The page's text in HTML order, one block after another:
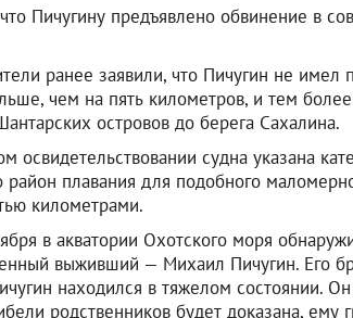
Пичугину предъявлено обвинение в
ранее заявили, что Пичугин не имел
чем на пять километров, и тем
островов до берега Сахалина.
освидетельствовании судна указана
район плавания для подобного
километрами.
в акватории Охотского моря
выживший — Михаил Пичугин. Его
находился в тяжелом состоянии.
родственников будет доказана,